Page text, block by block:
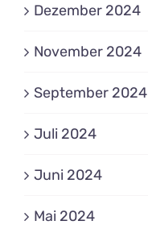
Dezember 2024
November 2024
September 2024
Juli 2024
Juni 2024
Mai 2024